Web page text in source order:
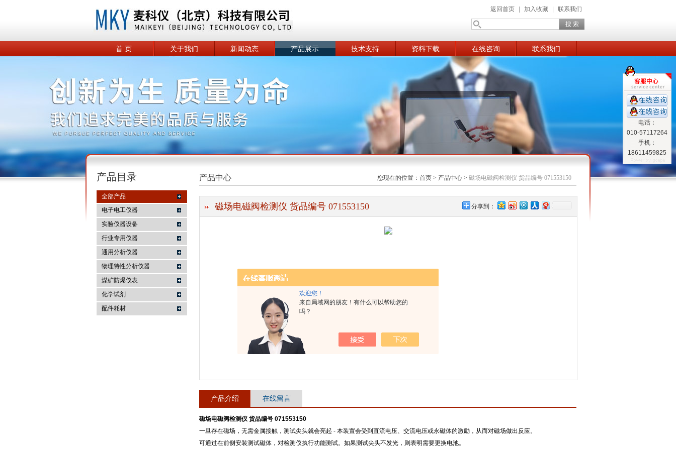
欢迎您！
来自局域网的朋友！有什么可以帮助您的
吗？
麦科仪（北京）科技有限公司
返回首页 加入收藏 联系我们
首 页 关于我们 新闻动态 产品展示 技术支持 资料下载 在线咨询 联系我们
产品目录
全部产品
电子电工仪器
实验仪器设备
行业专用仪器
通用分析仪器
物理特性分析仪器
煤矿防爆仪表
化学试剂
配件耗材
产品中心 您现在的位置： 首页 > 产品中心 > 磁场电磁阀检测仪 货品编号 071553150
磁场电磁阀检测仪 货品编号 071553150 分享到：
产品介绍 在线留言
磁场电磁阀检测仪 货品编号 071553150
一旦存在磁场，无需金属接触，测试尖头就会亮起 - 本装置会受到直流电压、交流电压或永磁体的激励，从而对磁场做出反应。
可通过在前侧安装测试磁体，对检测仪执行功能测试。如果测试尖头不发光，则表明需要更换电池。
电话：
010-57117264
手机：
18611459825